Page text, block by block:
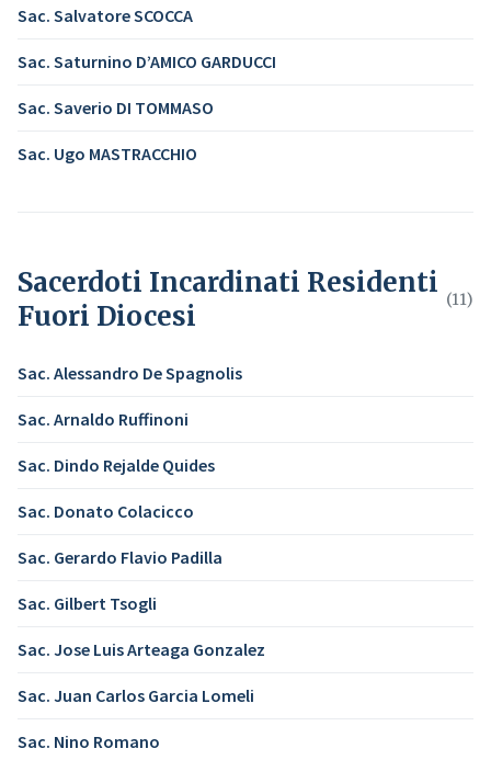
Sac. Salvatore SCOCCA
Sac. Saturnino D’AMICO GARDUCCI
Sac. Saverio DI TOMMASO
Sac. Ugo MASTRACCHIO
Sacerdoti Incardinati Residenti
Fuori Diocesi
(11)
Sac. Alessandro De Spagnolis
Sac. Arnaldo Ruffinoni
Sac. Dindo Rejalde Quides
Sac. Donato Colacicco
Sac. Gerardo Flavio Padilla
Sac. Gilbert Tsogli
Sac. Jose Luis Arteaga Gonzalez
Sac. Juan Carlos Garcia Lomeli
Sac. Nino Romano